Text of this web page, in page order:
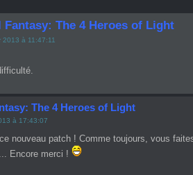
Fantasy: The 4 Heroes of Light
2013 à 11:47:11
The 4 Heroes of Light
à 17:43:07
nouveau patch ! Comme toujours, vous
Encore merci !